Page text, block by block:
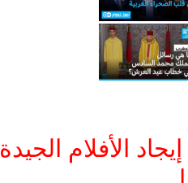
الأفلام الجيدة